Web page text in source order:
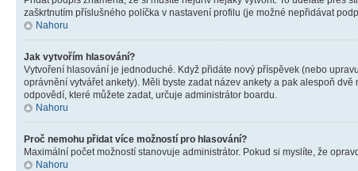
zaškrtnutím příslušného políčka v nastavení profilu (je možné nepřidávat
Nahoru
Jak vytvořím hlasování?
Vytvoření hlasování je jednoduché. Když přidáte nový příspěvek (nebo
oprávnění vytvářet ankety). Měli byste zadat název ankety a pak alespoň
odpovědí, které můžete zadat, určuje administrátor boardu.
Nahoru
Proč nemohu přidat více možností pro hlasování?
Maximální počet možností stanovuje administrátor. Pokud si myslíte, že
Nahoru